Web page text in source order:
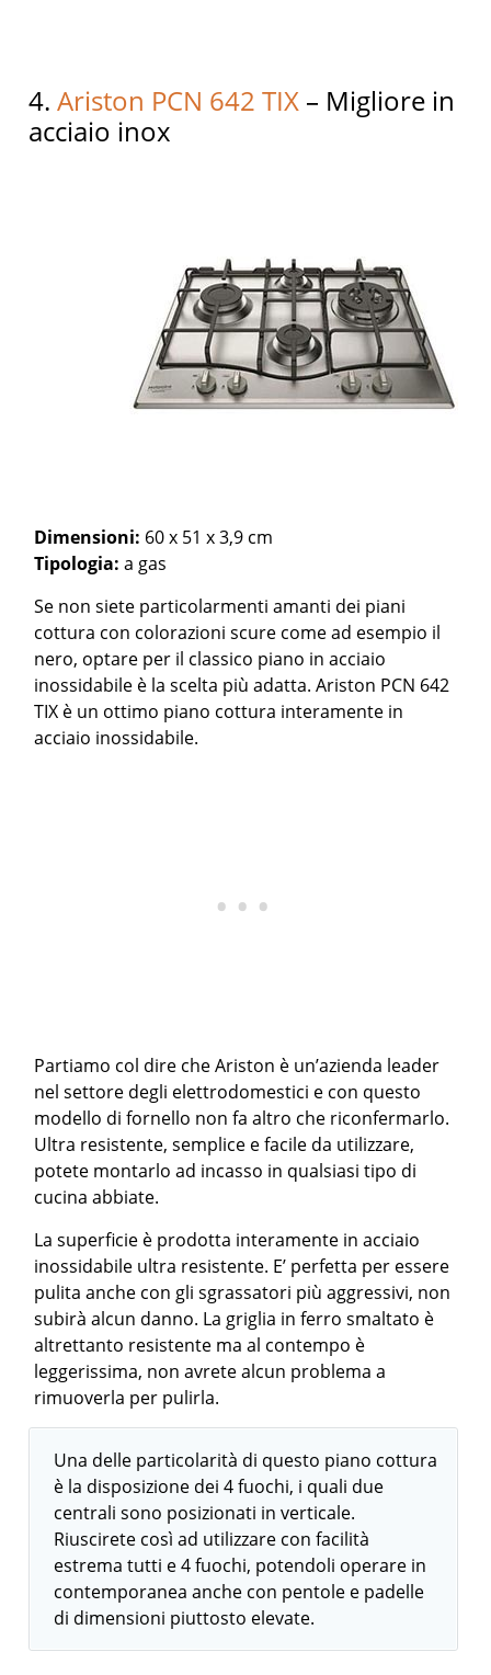
4.Ariston PCN 642 TIX – Migliore in
acciaio inox
Dimensioni: 60 x 51 x 3,9 cm
Tipologia:a gas
Se non siete particolarmenti amanti dei piani
cottura con colorazioni scure come ad esempio il
nero, optare per il classico piano in acciaio
inossidabile è la scelta più adatta. Ariston PCN 642
TIX è un ottimo piano cottura interamente in
acciaio inossidabile.
Partiamo col dire che Ariston è un’azienda leader
nel settore degli elettrodomestici e con questo
modello di fornello non fa altro che riconfermarlo.
Ultra resistente, semplice e facile da utilizzare,
potete montarlo ad incasso in qualsiasi tipo di
cucina abbiate.
La superficie è prodotta interamente in acciaio
inossidabile ultra resistente. E’ perfetta per essere
pulita anche con gli sgrassatori più aggressivi, non
subirà alcun danno. La griglia in ferro smaltato è
altrettanto resistente ma al contempo è
leggerissima, non avrete alcun problema a
rimuoverla per pulirla.
Una delle particolarità di questo piano cottura
è la disposizione dei 4 fuochi, i quali due
centrali sono posizionati in verticale.
Riuscirete così ad utilizzare con facilità
estrema tutti e 4 fuochi, potendoli operare in
contemporanea anche con pentole e padelle
di dimensioni piuttosto elevate.